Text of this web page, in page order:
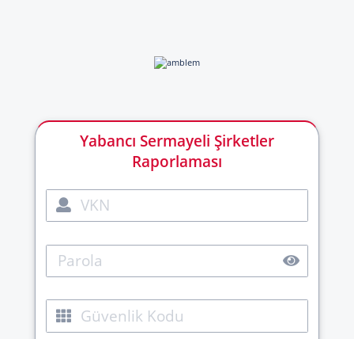
Yabancı Sermayeli Şirketler
Raporlaması